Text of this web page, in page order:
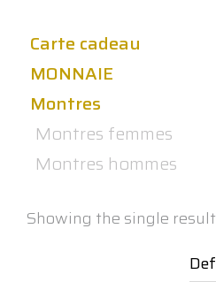
Showing the single result
Carte cadeau
MONNAIE
Montres
Montres femmes
Montres hommes